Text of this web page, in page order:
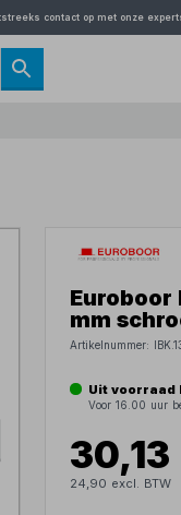
contact op met onze
Euroboor
mm
Artikelnummer:
Uit voorraad
Voor 16.00 uur
30,13
24,90 excl. BTW